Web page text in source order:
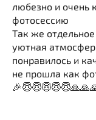
любезно и очень
фотосессию
Так же
уютная
понравилось и
не прошла как